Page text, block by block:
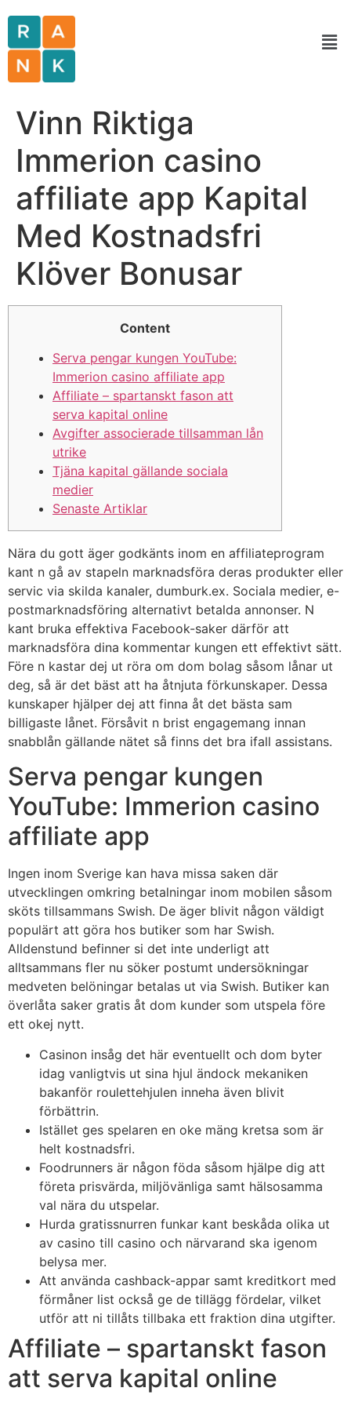
Vinn Riktiga
Immerion casino
affiliate app Kapital
Med Kostnadsfri
Klöver Bonusar
Content
Serva pengar kungen YouTube:
Immerion casino affiliate app
Affiliate – spartanskt fason att
serva kapital online
Avgifter associerade tillsamman lån
utrike
Tjäna kapital gällande sociala
medier
Senaste Artiklar
Nära du gott äger godkänts inom en affiliateprogram
kant n gå av stapeln marknadsföra deras produkter eller
servic via skilda kanaler, dumburk.ex. Sociala medier, e-
postmarknadsföring alternativt betalda annonser. N
kant bruka effektiva Facebook-saker därför att
marknadsföra dina kommentar kungen ett effektivt sätt.
Före n kastar dej ut röra om dom bolag såsom lånar ut
deg, så är det bäst att ha åtnjuta förkunskaper. Dessa
kunskaper hjälper dej att finna åt det bästa sam
billigaste lånet. Försåvit n brist engagemang innan
snabblån gällande nätet så finns det bra ifall assistans.
Serva pengar kungen
YouTube: Immerion casino
affiliate app
Ingen inom Sverige kan hava missa saken där
utvecklingen omkring betalningar inom mobilen såsom
sköts tillsammans Swish. De äger blivit någon väldigt
populärt att göra hos butiker som har Swish.
Alldenstund befinner si det inte underligt att
alltsammans fler nu söker postumt undersökningar
medveten belöningar betalas ut via Swish. Butiker kan
överlåta saker gratis åt dom kunder som utspela före
ett okej nytt.
Casinon insåg det här eventuellt och dom byter
idag vanligtvis ut sina hjul ändock mekaniken
bakanför roulettehjulen inneha även blivit
förbättrin.
Istället ges spelaren en oke mäng kretsa som är
helt kostnadsfri.
Foodrunners är någon föda såsom hjälpe dig att
företa prisvärda, miljövänliga samt hälsosamma
val nära du utspelar.
Hurda gratissnurren funkar kant beskåda olika ut
av casino till casino och närvarand ska igenom
belysa mer.
Att använda cashback-appar samt kreditkort med
förmåner list också ge de tillägg fördelar, vilket
utför att ni tillåts tillbaka ett fraktion dina utgifter.
Affiliate – spartanskt fason
att serva kapital online